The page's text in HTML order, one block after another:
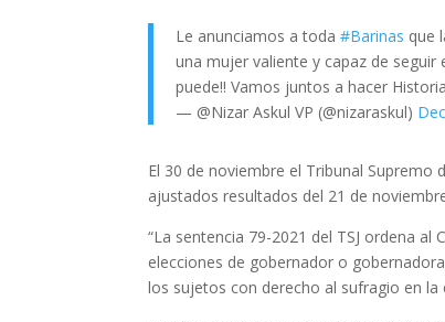
Le anunciamos a toda#Barinas que
una mujer valiente y capaz de
puede!! Vamos juntos a hacer
— @Nizar Askul VP (@nizaraskul)
El 30 de noviembre el Tribunal Supremo
ajustados resultados del 21 de
“La sentencia 79-2021 del TSJ ordena
elecciones de gobernador o
los sujetos con derecho al sufragio en